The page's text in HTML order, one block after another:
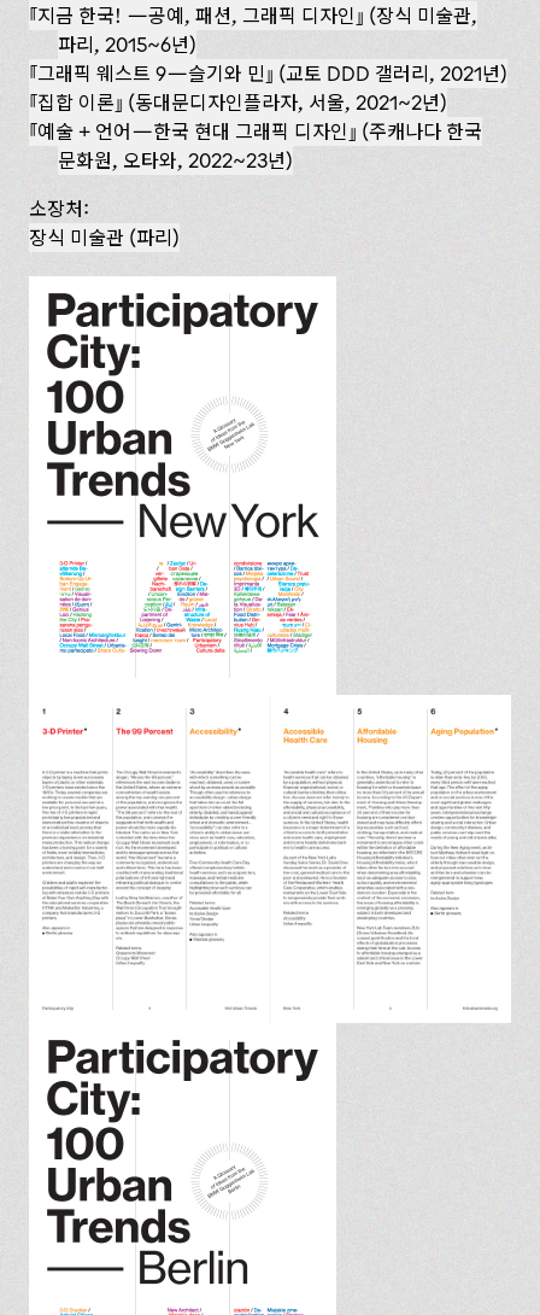
『지금 한국! — 공예, 패션, 그래픽 디자인』 (장식 미술관,
파리, 2015~6년)
『그래픽 웨스트 9—슬기와 민』 (교토 DDD 갤러리, 2021년)
집합 이론
(동대문디자인플라자, 서울, 2021~2년)
예술 + 언어—한국 현대 그래픽 디자인
(주캐나다 한국
문화원, 오타와, 2022~23년)
소장처:
장식 미술관 (파리)